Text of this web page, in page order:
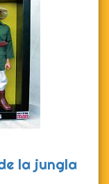
la jungla